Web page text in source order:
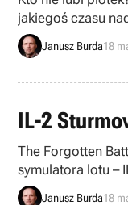
jakiegoś czasu
Janusz Burda18
IL-2
The Forgotten
symulatora lotu –
Janusz Burda18